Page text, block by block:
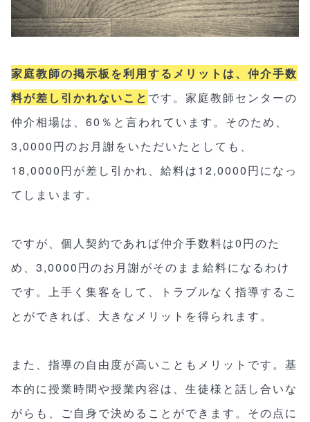
家庭教師の掲示板を利用するメリットは、仲介手数
料が差し引かれないこと です。家庭教師センターの
仲介相場は、60％と言われています。そのため、
3,0000円のお月謝をいただいたとしても、
18,0000円が差し引かれ、給料は12,0000円になっ
てしまいます。
ですが、個人契約であれば仲介手数料は0円のた
め、3,0000円のお月謝がそのまま給料になるわけ
です。上手く集客をして、トラブルなく指導するこ
とができれば、大きなメリットを得られます。
また、指導の自由度が高いこともメリットです。基
本的に授業時間や授業内容は、生徒様と話し合いな
がらも、ご自身で決めることができます。その点に